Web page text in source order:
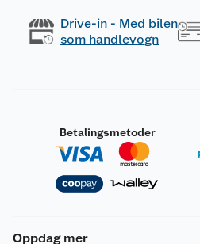
Drive-in - Med bilen
som handlevogn
Betalingsmetoder
Oppdag mer